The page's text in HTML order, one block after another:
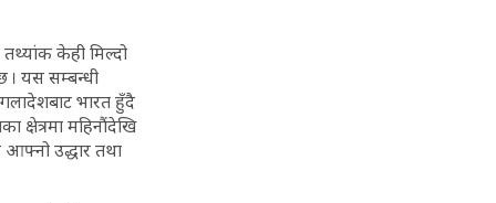
तथ्यांक केही मिल्दो
। यस सम्बन्धी
भारत हुँदै
क्षेत्रमा महिनौंदेखि
आफ्नो उद्धार तथा